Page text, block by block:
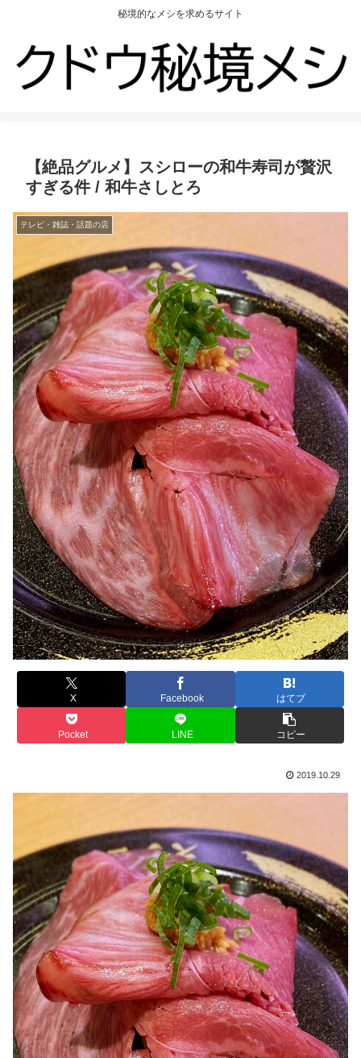
秘境的なメシを求めるサイト
【絶品グルメ】スシローの和牛寿司が贅沢
すぎる件 / 和牛さしとろ
テレビ・雑誌・話題の店
X Facebook はてブ
Pocket LINE コピー
2019.10.29